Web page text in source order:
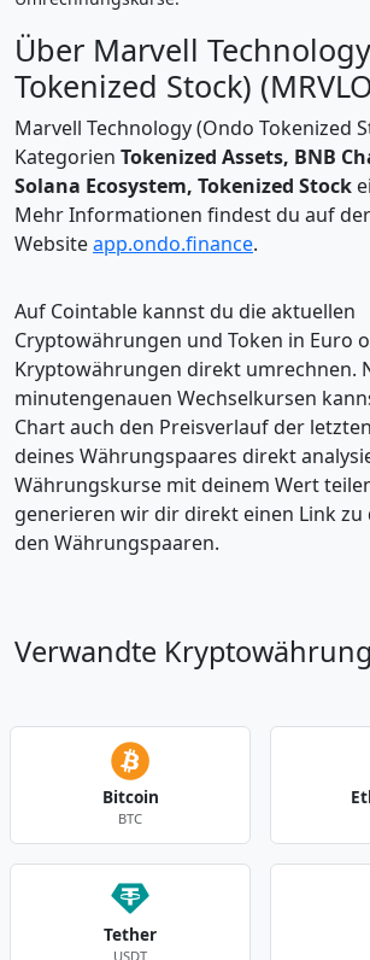
Über Marvell
Tokenized Stock)
Marvell Technology (Ondo Tokenized
Kategorien Tokenized Assets, BNB
Solana Ecosystem, Tokenized Stock
Mehr Informationen findest du auf
Websiteapp.ondo.finance.
Auf Cointable kannst du die aktuellen
Cryptowährungen und Token in Euro
Kryptowährungen direkt umrechnen.
minutengenauen Wechselkursen
Chart auch den Preisverlauf der
deines Währungspaares direkt
Währungskurse mit deinem Wert
generieren wir dir direkt einen Link zu
den Währungspaaren.
Verwandte
Bitcoin
BTC
Tether
USDT